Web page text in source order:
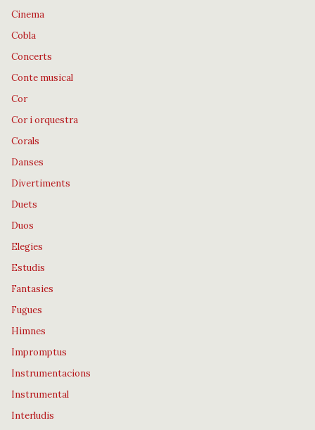
Cinema
Cobla
Concerts
Conte musical
Cor
Cor i orquestra
Corals
Danses
Divertiments
Duets
Duos
Elegies
Estudis
Fantasies
Fugues
Himnes
Impromptus
Instrumentacions
Instrumental
Interludis